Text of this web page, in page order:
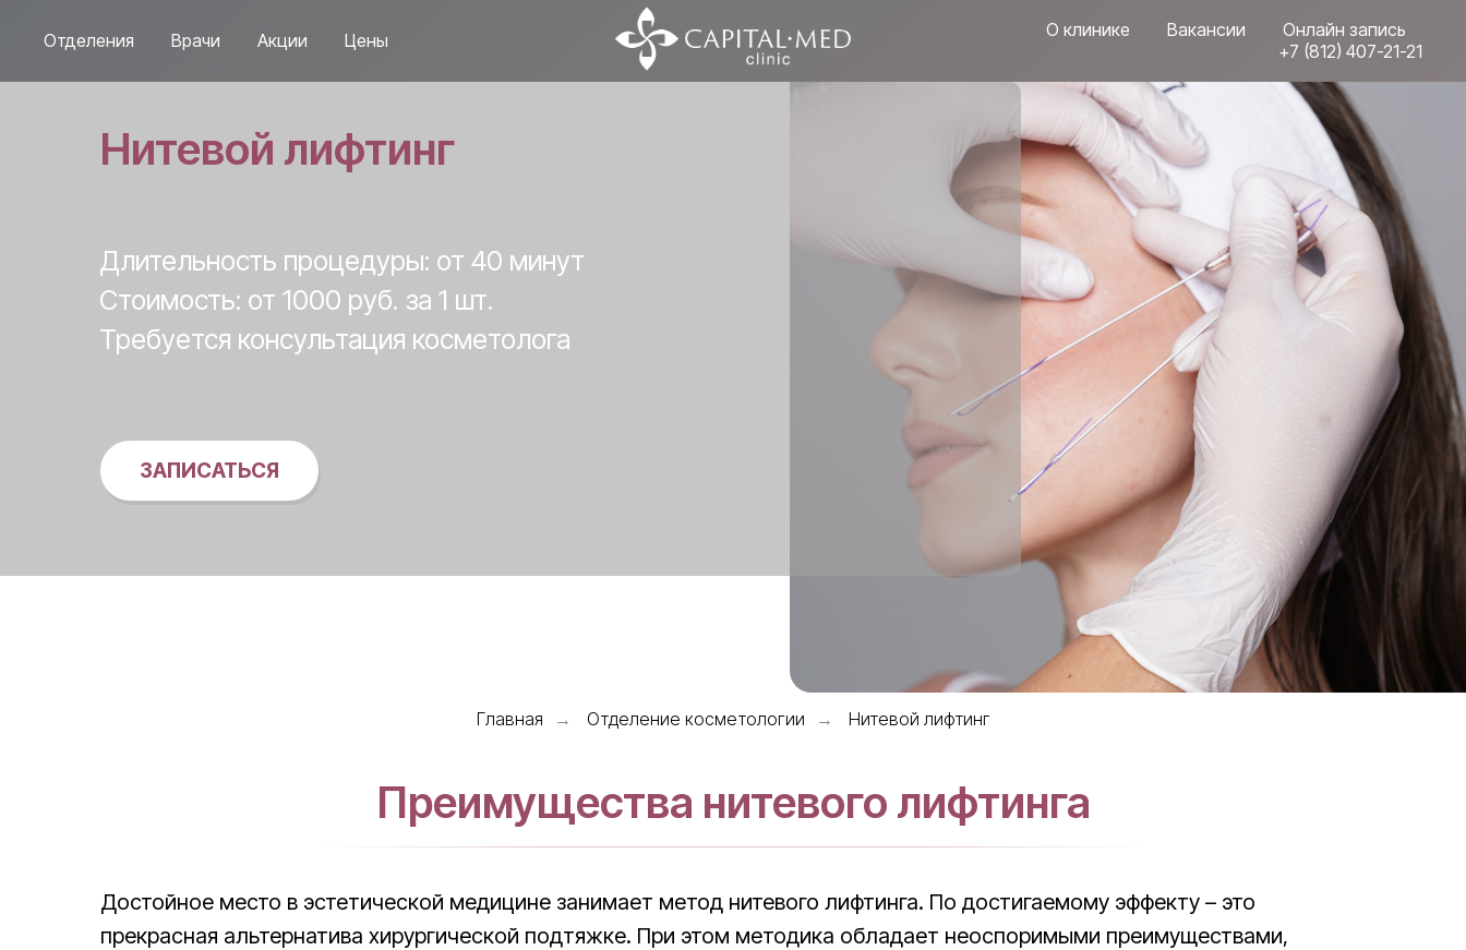
Отделения Врачи Акции Цены О клинике Вакансии
Онлайн запись
+7 (812) 407-21-21
Нитевой лифтинг
Длительность процедуры: от 40 минут
Стоимость: от 1000 руб. за 1 шт.
Требуется консультация косметолога
ЗАПИСАТЬСЯ
Главная → Отделение косметологии → Нитевой лифтинг
Преимущества нитевого лифтинга
Достойное место в эстетической медицине занимает метод нитевого лифтинга. По достигаемому эффекту – это
прекрасная альтернатива хирургической подтяжке. При этом методика обладает неоспоримыми преимуществами,